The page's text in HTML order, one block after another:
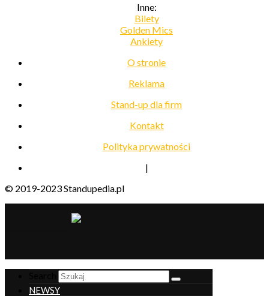
Inne:
Bilety
Golden Mics
Ankiety
O stronie
Reklama
Stand-up dla firm
Kontakt
Polityka prywatności
|
© 2019-2023 Standupedia.pl
NEWSY